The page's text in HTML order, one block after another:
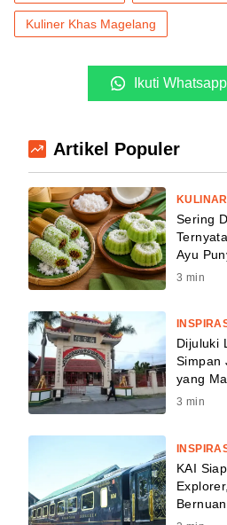
Kuliner Khas Magelang
Ikuti
Artikel Populer
Sering
Ayu
3 min
Dijuluki
Simpan
yang
3 min
KAI